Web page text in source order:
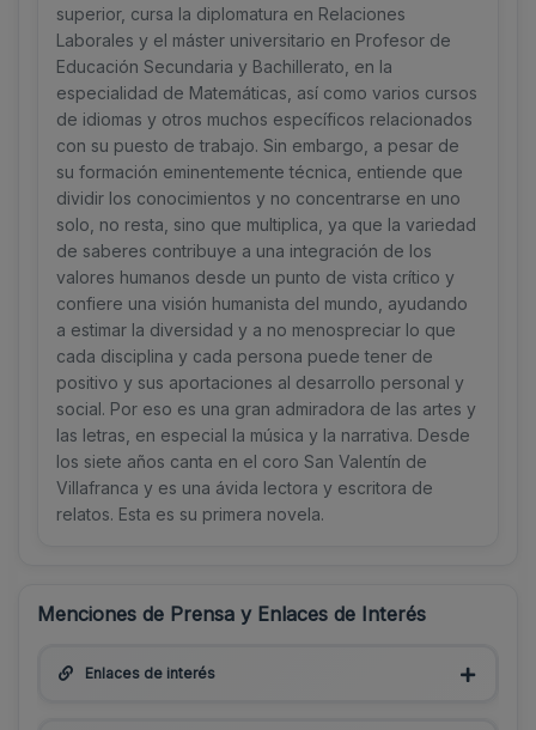
superior, cursa la diplomatura en Relaciones
Laborales y el máster universitario en Profesor de
Educación Secundaria y Bachillerato, en la
especialidad de Matemáticas, así como varios cursos
de idiomas y otros muchos específicos relacionados
con su puesto de trabajo. Sin embargo, a pesar de
su formación eminentemente técnica, entiende que
dividir los conocimientos y no concentrarse en uno
solo, no resta, sino que multiplica, ya que la variedad
de saberes contribuye a una integración de los
valores humanos desde un punto de vista crítico y
confiere una visión humanista del mundo, ayudando
a estimar la diversidad y a no menospreciar lo que
cada disciplina y cada persona puede tener de
positivo y sus aportaciones al desarrollo personal y
social. Por eso es una gran admiradora de las artes y
las letras, en especial la música y la narrativa. Desde
los siete años canta en el coro San Valentín de
Villafranca y es una ávida lectora y escritora de
relatos. Esta es su primera novela.
Menciones de Prensa y Enlaces de Interés
Enlaces de interés